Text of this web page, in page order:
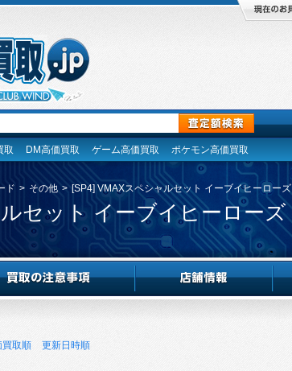
取 DM高価買取 ゲーム高価買取 ポケモン高価買取
ド > その他 > [SP4] VMAXスペシャルセット イーブイヒーローズ
セット イーブイヒーローズ
買取順 更新日時順